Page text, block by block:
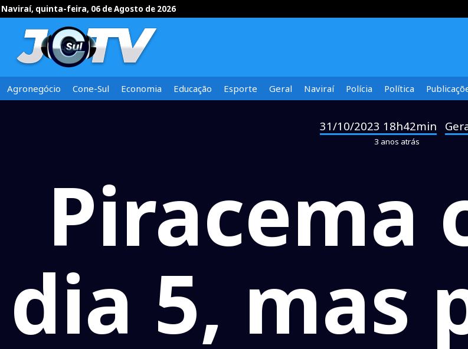
Naviraí, quinta-feira, 06 de Agosto de 2026
Agronegócio Cone-Sul Economia Educação Esporte Geral Naviraí Polícia Política
31/10/2023 18h42min
3 anos atrás
Piracema
dia 5, mas